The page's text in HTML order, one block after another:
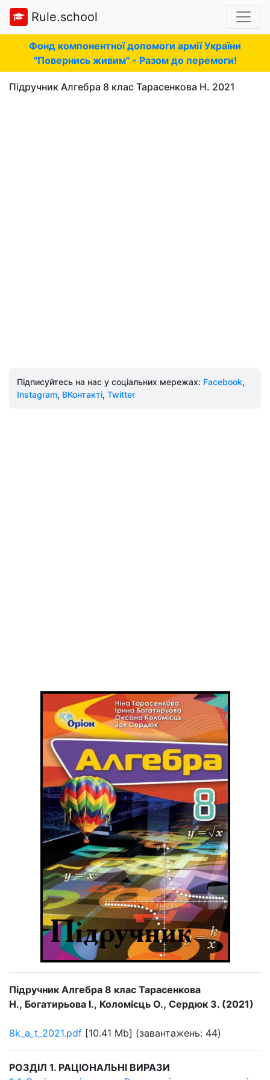
Rule.school
Фонд компонентної допомоги армії України
"Повернись живим" - Разом до перемоги!
Підручник Алгебра 8 клас Тарасенкова Н. 2021
Підписуйтесь на нас у соціальних мережах: Facebook,
Instagram, ВКонтакті, Twitter
Підручник Алгебра 8 клас Тарасенкова
Н., Богатирьова І., Коломієць О., Сердюк З. (2021)
8k_a_t_2021.pdf [10.41 Mb] (завантажень: 44)
РОЗДІЛ 1. РАЦІОНАЛЬНІ ВИРАЗИ